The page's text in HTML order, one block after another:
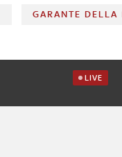
GARANTE DELLA
LIVE